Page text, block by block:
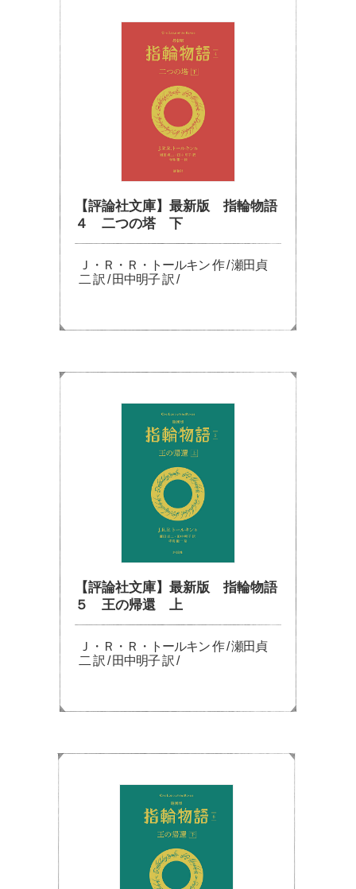
【評論社文庫】最新版 指輪物語
４ 二つの塔 下
Ｊ・Ｒ・Ｒ・トールキン 作 / 瀬田貞
二 訳 / 田中明子 訳 /
【評論社文庫】最新版 指輪物語
５ 王の帰還 上
Ｊ・Ｒ・Ｒ・トールキン 作 / 瀬田貞
二 訳 / 田中明子 訳 /